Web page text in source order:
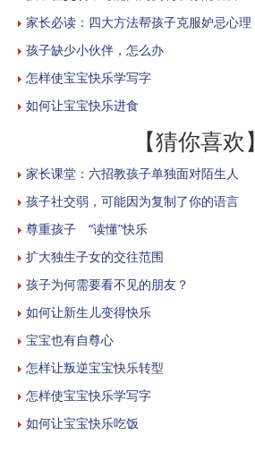
家长必读：四大方法帮孩子克服妒忌心理
孩子缺少小伙伴，怎么办
怎样使宝宝快乐学写字
如何让宝宝快乐进食
【猜你喜欢】
家长课堂：六招教孩子单独面对陌生人
孩子社交弱，可能因为复制了你的语言
尊重孩子 “读懂”快乐
扩大独生子女的交往范围
孩子为何需要看不见的朋友？
如何让新生儿变得快乐
宝宝也有自尊心
怎样让叛逆宝宝快乐转型
怎样使宝宝快乐学写字
如何让宝宝快乐吃饭